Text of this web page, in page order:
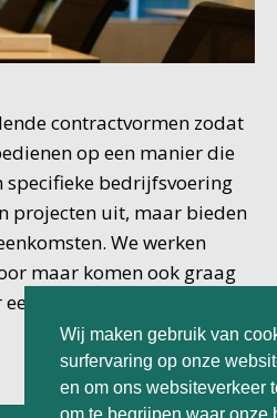
Wij maken gebruik van
surfervaring op onze
en om ons websiteverkeer
contractvormen zodat
op een manier die
specifieke bedrijfsvoering
projecten uit, maar bieden
We werken
maar komen ook graag
optimaal contact.